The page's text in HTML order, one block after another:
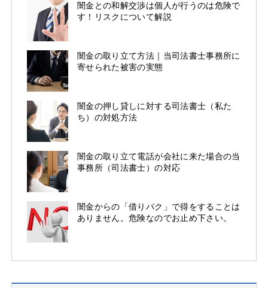
闇金との和解交渉は個人が行うのは危険で
す！リスクについて解説
闇金の取り立て方法｜当司法書士事務所に
寄せられた被害の実態
闇金の押し貸しに対する司法書士（私た
ち）の対処方法
闇金の取り立て電話が会社に来た場合の当
事務所（司法書士）の対応
闇金からの「借りパク」で得をすることは
ありません。危険なのでお止め下さい。